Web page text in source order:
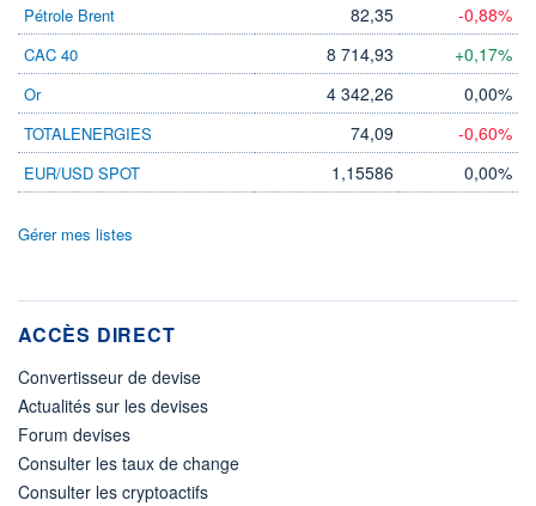
Pétrole Brent
82,35 -0,88%
CAC 40 8 714,93 +0,17%
Or 4 342,26 0,00%
TOTALENERGIES 74,09 -0,60%
EUR/USD SPOT 1,15586 0,00%
Gérer mes listes
ACCÈS DIRECT
Convertisseur de devise
Actualités sur les devises
Forum devises
Consulter les taux de change
Consulter les cryptoactifs